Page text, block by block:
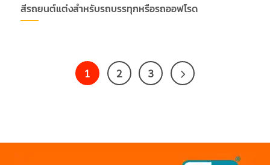
สีรถยนต์แต่งสำหรับรถบรรทุกหรือรถออฟโรด
1 2 3